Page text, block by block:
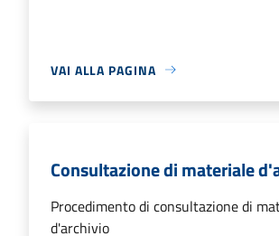
VAI ALLA PAGINA
Consultazione di materiale
Procedimento di consultazione di
d'archivio